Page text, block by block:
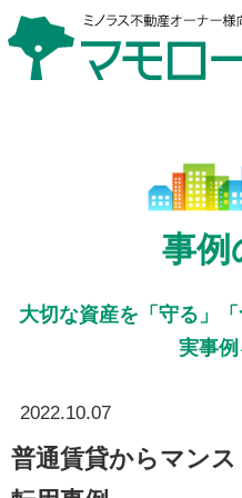
事例
大切な資産を「守る」
実事
2022.10.07
普通賃貸からマン